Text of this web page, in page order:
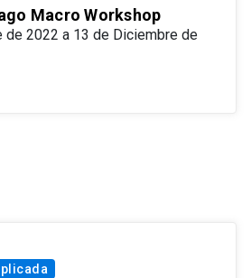
Macro Workshop
de 2022 a 13 de Diciembre de